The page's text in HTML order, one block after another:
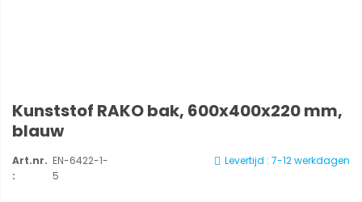
Kunststof RAKO bak, 600x400x220 mm,
blauw
Levertijd : 7-12 werkdagen
Art.nr.
:
EN-6422-1-
5